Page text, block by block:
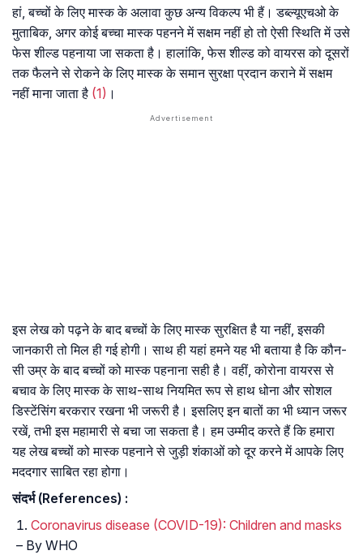
हां, बच्चों के लिए मास्क के अलावा कुछ अन्य विकल्प भी हैं। डब्ल्यूएचओ के
मुताबिक, अगर कोई बच्चा मास्क पहनने में सक्षम नहीं हो तो ऐसी स्थिति में उसे
फेस शील्ड पहनाया जा सकता है। हालांकि, फेस शील्ड को वायरस को दूसरों
तक फैलने से रोकने के लिए मास्क के समान सुरक्षा प्रदान कराने में सक्षम
नहीं माना जाता है (1) ।
इस लेख को पढ़ने के बाद बच्चों के लिए मास्क सुरक्षित है या नहीं, इसकी
जानकारी तो मिल ही गई होगी। साथ ही यहां हमने यह भी बताया है कि कौन-
सी उम्र के बाद बच्चों को मास्क पहनाना सही है। वहीं, कोरोना वायरस से
बचाव के लिए मास्क के साथ-साथ नियमित रूप से हाथ धोना और सोशल
डिस्टेंसिंग बरकरार रखना भी जरूरी है। इसलिए इन बातों का भी ध्यान जरूर
रखें, तभी इस महामारी से बचा जा सकता है। हम उम्मीद करते हैं कि हमारा
यह लेख बच्चों को मास्क पहनाने से जुड़ी शंकाओं को दूर करने में आपके लिए
मददगार साबित रहा होगा।
संदर्भ (References) :
Coronavirus disease (COVID-19): Children and masks
– By WHO